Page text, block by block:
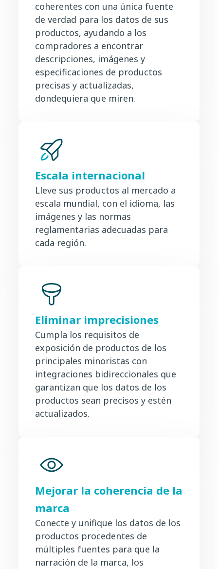
coherentes con una única fuente
de verdad para los datos de sus
productos, ayudando a los
compradores a encontrar
descripciones, imágenes y
especificaciones de productos
precisas y actualizadas,
dondequiera que miren.
Escala internacional
Lleve sus productos al mercado a
escala mundial, con el idioma, las
imágenes y las normas
reglamentarias adecuadas para
cada región.
Eliminar imprecisiones
Cumpla los requisitos de
exposición de productos de los
principales minoristas con
integraciones bidireccionales que
garantizan que los datos de los
productos sean precisos y estén
actualizados.
Mejorar la coherencia de la
marca
Conecte y unifique los datos de los
productos procedentes de
múltiples fuentes para que la
narración de la marca, los